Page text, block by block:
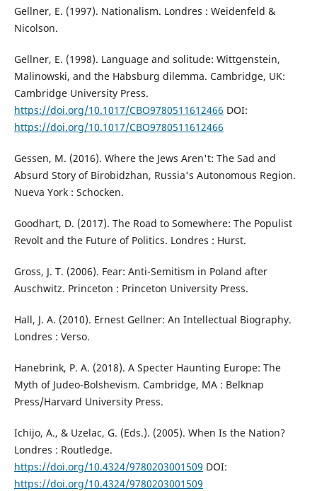
Gellner, E. (1997). Nationalism. Londres : Weidenfeld &
Nicolson.
Gellner, E. (1998). Language and solitude: Wittgenstein,
Malinowski, and the Habsburg dilemma. Cambridge, UK:
Cambridge University Press.
https://doi.org/10.1017/CBO9780511612466 DOI:
https://doi.org/10.1017/CBO9780511612466
Gessen, M. (2016). Where the Jews Aren't: The Sad and
Absurd Story of Birobidzhan, Russia's Autonomous Region.
Nueva York : Schocken.
Goodhart, D. (2017). The Road to Somewhere: The Populist
Revolt and the Future of Politics. Londres : Hurst.
Gross, J. T. (2006). Fear: Anti-Semitism in Poland after
Auschwitz. Princeton : Princeton University Press.
Hall, J. A. (2010). Ernest Gellner: An Intellectual Biography.
Londres : Verso.
Hanebrink, P. A. (2018). A Specter Haunting Europe: The
Myth of Judeo-Bolshevism. Cambridge, MA : Belknap
Press/Harvard University Press.
Ichijo, A., & Uzelac, G. (Eds.). (2005). When Is the Nation?
Londres : Routledge.
https://doi.org/10.4324/9780203001509 DOI:
https://doi.org/10.4324/9780203001509